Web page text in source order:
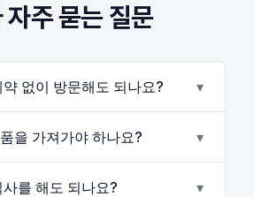
자주 묻는 질문
없이 방문해도 되나요? ▾
을 가져가야 하나요? ▾
를 해도 되나요? ▾